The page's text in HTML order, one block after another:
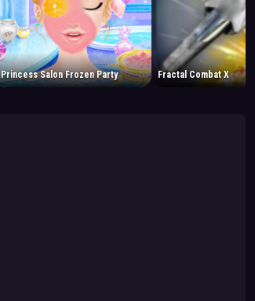
Princess Salon Frozen Party Fractal Combat X